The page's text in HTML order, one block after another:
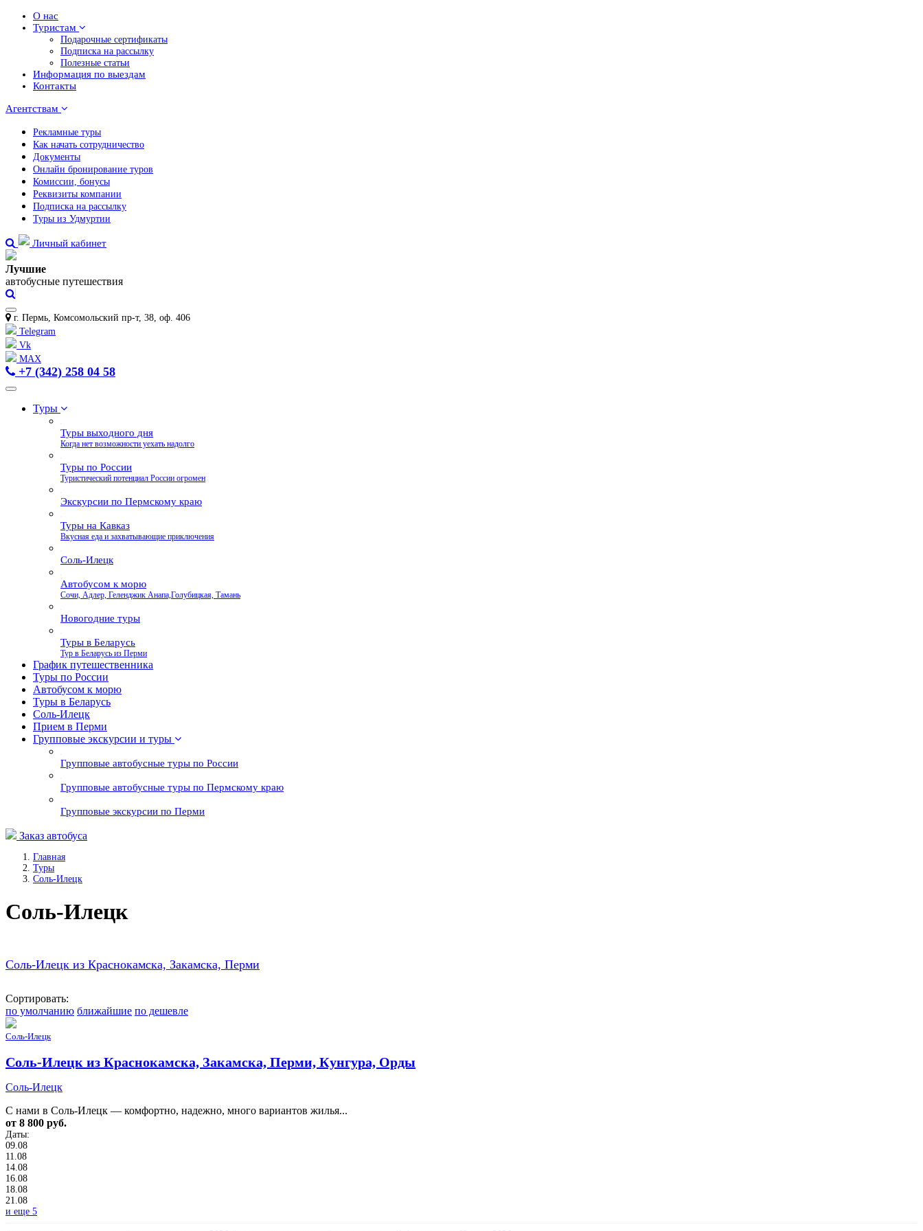
О нас
Туристам
Подарочные сертификаты
Подписка на рассылку
Полезные статьи
Информация по выездам
Контакты
Агентствам
Рекламные туры
Как начать сотрудничество
Документы
Онлайн бронирование туров
Комиссии, бонусы
Реквизиты компании
Подписка на рассылку
Туры из Удмуртии
Личный кабинет
Лучшие
автобусные путешествия
г. Пермь, Комсомольский пр-т, 38, оф. 406
Telegram
Vk
MAX
+7 (342) 258 04 58
Туры
Туры выходного дня
Когда нет возможности уехать надолго
Туры по России
Туристический потенциал России огромен
Экскурсии по Пермскому краю
Туры на Кавказ
Вкусная еда и захватывающие приключения
Соль-Илецк
Автобусом к морю
Сочи, Адлер, Геленджик Анапа,Голубицкая, Тамань
Новогодние туры
Туры в Беларусь
Тур в Беларусь из Перми
График путешественника
Туры по России
Автобусом к морю
Туры в Беларусь
Соль-Илецк
Прием в Перми
Групповые экскурсии и туры
Групповые автобусные туры по России
Групповые автобусные туры по Пермскому краю
Групповые экскурсии по Перми
Заказ автобуса
Главная
Туры
Соль-Илецк
Соль-Илецк
Соль-Илецк из Краснокамска, Закамска, Перми
Сортировать:
по умолчанию ближайшие по дешевле
Соль-Илецк
Соль-Илецк из Краснокамска, Закамска, Перми, Кунгура, Орды
Соль-Илецк
С нами в Соль-Илецк — комфортно, надежно, много вариантов жилья...
от 8 800 руб.
Даты:
09.08
11.08
14.08
16.08
18.08
21.08
и еще 5